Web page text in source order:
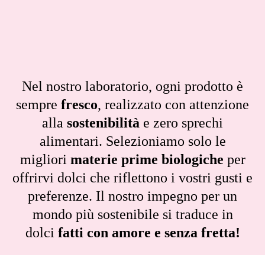
Nel nostro laboratorio, ogni prodotto è
sempre fresco, realizzato con attenzione
alla sostenibilità e zero sprechi
alimentari. Selezioniamo solo le
migliori materie prime biologiche per
offrirvi dolci che riflettono i vostri gusti e
preferenze. Il nostro impegno per un
mondo più sostenibile si traduce in
dolci fatti con amore e senza fretta!